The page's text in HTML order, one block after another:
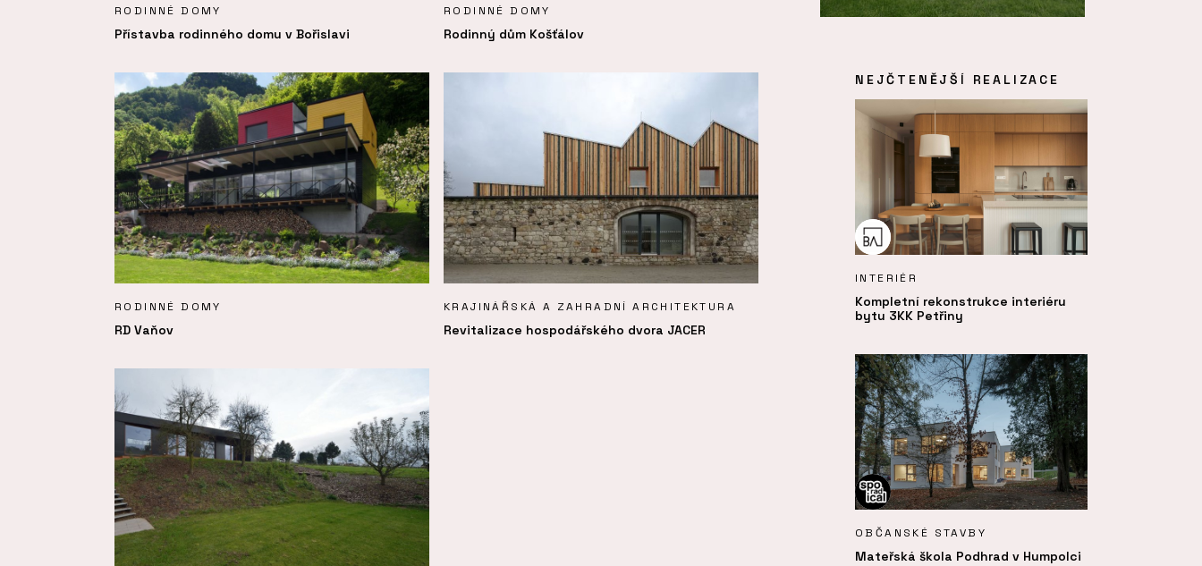
RODINNÉ DOMY
Přístavba rodinného domu v Bořislavi
RODINNÉ DOMY
Rodinný dům Košťálov
RODINNÉ DOMY
RD Vaňov
KRAJINÁŘSKÁ A ZAHRADNÍ ARCHITEKTURA
Revitalizace hospodářského dvora JACER
NEJČTENĚJŠÍ REALIZACE
INTERIÉR
Kompletní rekonstrukce interiéru
bytu 3KK Petřiny
OBČANSKÉ STAVBY
Mateřská škola Podhrad v Humpolci